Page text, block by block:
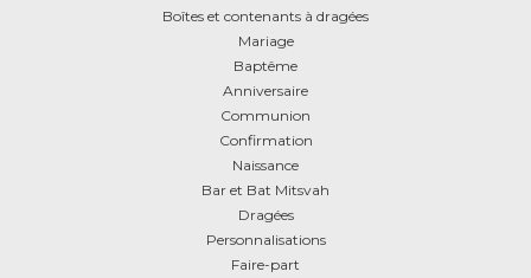
Boîtes et contenants à dragées
Mariage
Baptême
Anniversaire
Communion
Confirmation
Naissance
Bar et Bat Mitsvah
Dragées
Personnalisations
Faire-part